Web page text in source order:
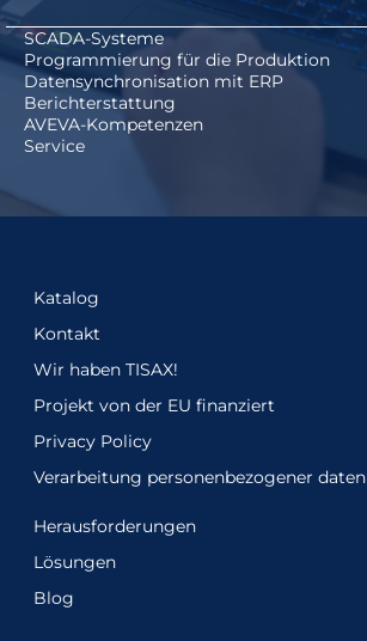
SCADA-Systeme
Programmierung für die Produktion
Datensynchronisation mit ERP
Berichterstattung
AVEVA-Kompetenzen
Service
Katalog
Kontakt
Wir haben TISAX!
Projekt von der EU finanziert
Privacy Policy
Verarbeitung personenbezogener daten
Herausforderungen
Lösungen
Blog